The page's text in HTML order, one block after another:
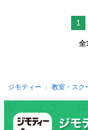
1
全
ジモティー 教室・スク